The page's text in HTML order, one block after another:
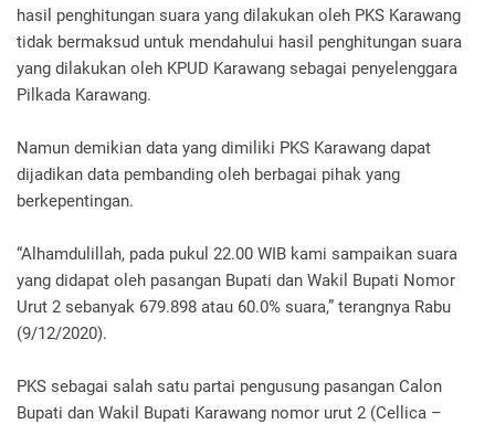
hasil penghitungan suara yang dilakukan oleh PKS Karawang
tidak bermaksud untuk mendahului hasil penghitungan suara
yang dilakukan oleh KPUD Karawang sebagai penyelenggara
Pilkada Karawang.
Namun demikian data yang dimiliki PKS Karawang dapat
dijadikan data pembanding oleh berbagai pihak yang
berkepentingan.
“Alhamdulillah, pada pukul 22.00 WIB kami sampaikan suara
yang didapat oleh pasangan Bupati dan Wakil Bupati Nomor
Urut 2 sebanyak 679.898 atau 60.0% suara,” terangnya Rabu
(9/12/2020).
PKS sebagai salah satu partai pengusung pasangan Calon
Bupati dan Wakil Bupati Karawang nomor urut 2 (Cellica –